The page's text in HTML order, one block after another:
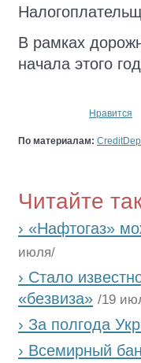
В рамках
начала этого
Нравится
По материалам:
Читайте
› «Нафтогаз»
июля/
› Стало
«безвиза» /19
› За полгода
› Всемирный